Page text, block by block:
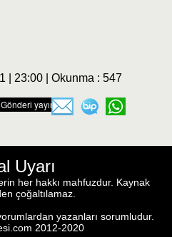
| 23:00 | Okunma : 547
Uyarı
her hakkı mahfuzdur. Kaynak
çoğaltılamaz.
yazanları sorumludur.
2012-2020